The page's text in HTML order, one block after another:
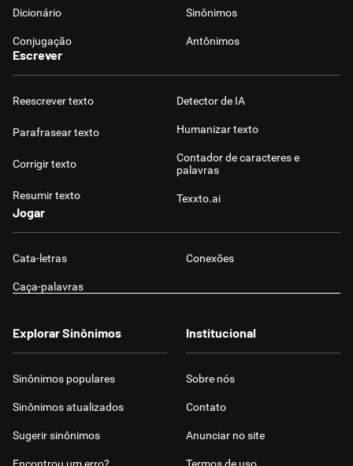
Dicionário Sinônimos
Conjugação Antônimos
Escrever
Reescrever texto
Parafrasear texto
Corrigir texto
Resumir texto
Detector de IA
Humanizar texto
Contador de caracteres e
palavras
Texxto.ai
Jogar
Cata-letras Conexões
Caça-palavras
Explorar Sinônimos
Sinônimos populares
Sinônimos atualizados
Sugerir sinônimos
Institucional
Sobre nós
Contato
Anunciar no site